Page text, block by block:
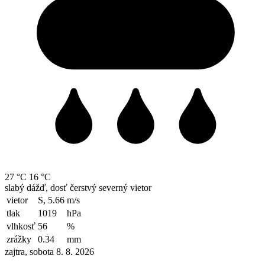
27 °C 16 °C
slabý dážď, dosť čerstvý severný vietor
vietor
S, 5.66 m/s
tlak
1019
hPa
vlhkosť 56
%
zrážky
0.34
mm
zajtra, sobota 8. 8. 2026